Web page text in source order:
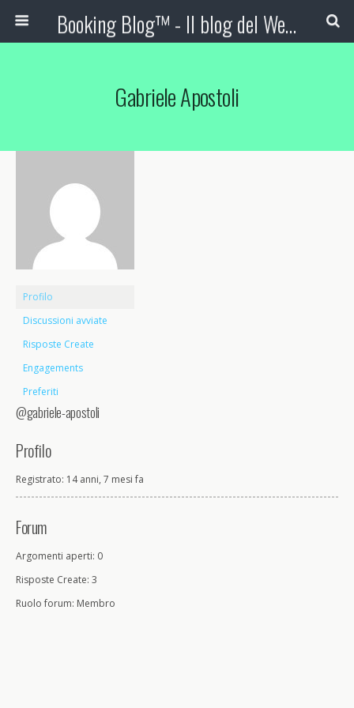
Booking Blog™ - Il blog del Web Marketing Turistico
Gabriele Apostoli
Profilo
Discussioni avviate
Risposte Create
Engagements
Preferiti
@gabriele-apostoli
Profilo
Registrato: 14 anni, 7 mesi fa
Forum
Argomenti aperti: 0
Risposte Create: 3
Ruolo forum: Membro